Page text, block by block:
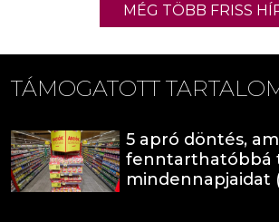
MÉG TÖBB FRISS
TÁMOGATOTT
5 apró döntés,
fenntarthatóbbá
mindennapjaidat